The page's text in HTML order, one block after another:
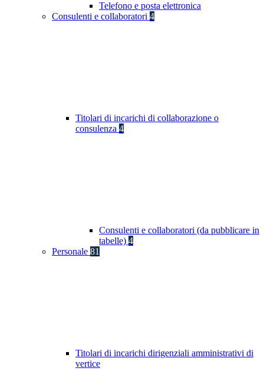
Telefono e posta elettronica
Consulenti e collaboratori 4
Titolari di incarichi di collaborazione o
consulenza 4
Consulenti e collaboratori (da pubblicare in
tabelle) 4
Personale 81
Titolari di incarichi dirigenziali amministrativi di
vertice